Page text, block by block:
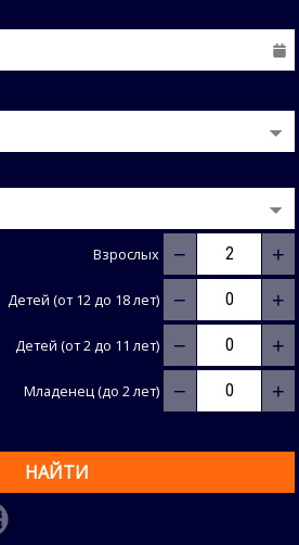
Взрослых − +
Детей (от 12 до 18 лет) − +
Детей (от 2 до 11 лет) − +
Младенец (до 2 лет) − +
НАЙТИ